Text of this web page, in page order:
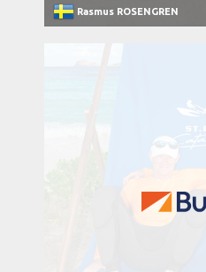
Rasmus ROSENGREN